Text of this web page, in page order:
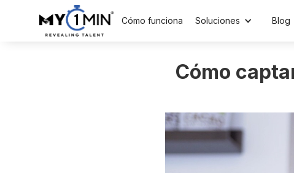
Cómo funciona Soluciones Blog
Cómo